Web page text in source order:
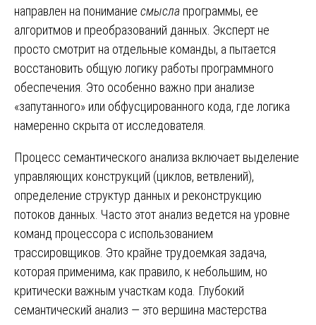
направлен на понимание смысла программы, ее
алгоритмов и преобразований данных. Эксперт не
просто смотрит на отдельные команды, а пытается
восстановить общую логику работы программного
обеспечения. Это особенно важно при анализе
«запутанного» или обфусцированного кода, где логика
намеренно скрыта от исследователя.
Процесс семантического анализа включает выделение
управляющих конструкций (циклов, ветвлений),
определение структур данных и реконструкцию
потоков данных. Часто этот анализ ведется на уровне
команд процессора с использованием
трассировщиков. Это крайне трудоемкая задача,
которая применима, как правило, к небольшим, но
критически важным участкам кода. Глубокий
семантический анализ — это вершина мастерства